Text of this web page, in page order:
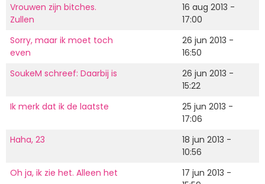
Vrouwen zijn bitches.
Zullen
16 aug 2013 -
17:00
Sorry, maar ik moet toch
even
26 jun 2013 -
16:50
SoukeM schreef: Daarbij is
26 jun 2013 -
15:22
Ik merk dat ik de laatste
25 jun 2013 -
17:06
Haha, 23
18 jun 2013 -
10:56
Oh ja, ik zie het. Alleen het
17 jun 2013 -